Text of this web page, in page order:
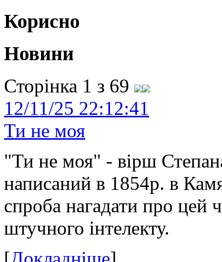
Корисно
Новини
Сторінка 1 з 69
12/11/25 22:12:41
Ти не моя
"Ти не моя" - вірш
написаний в 1854р. в
спроба нагадати про цей
штучного інтелекту.